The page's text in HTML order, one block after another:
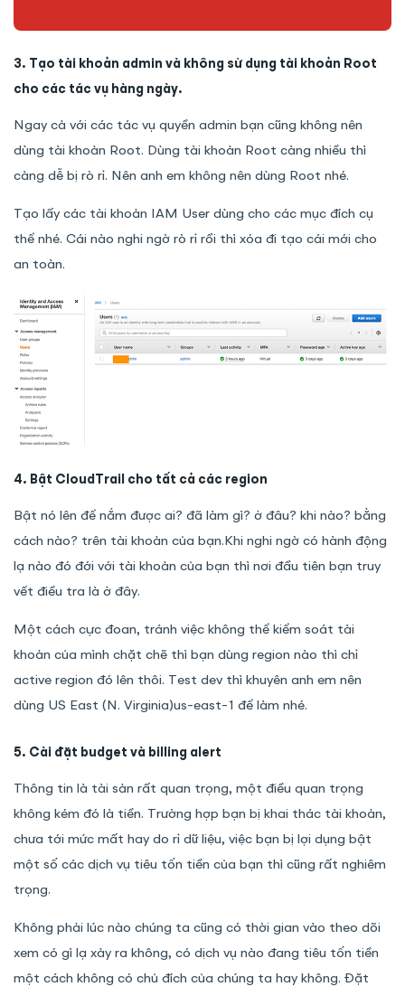
3. Tạo tài khoản admin và không sử dụng tài khoản Root
cho các tác vụ hàng ngày.
Ngay cả với các tác vụ quyền admin bạn cũng không nên
dùng tài khoản Root. Dùng tài khoản Root càng nhiều thì
càng dễ bị rò rỉ. Nên anh em không nên dùng Root nhé.
Tạo lấy các tài khoản IAM User dùng cho các mục đích cụ
thể nhé. Cái nào nghi ngờ rò rỉ rồi thì xóa đi tạo cái mới cho
an toàn.
4. Bật CloudTrail cho tất cả các region
Bật nó lên để nắm được ai? đã làm gì? ở đâu? khi nào? bằng
cách nào? trên tài khoản của bạn.Khi nghi ngờ có hành động
lạ nào đó đới với tài khoản của bạn thì nơi đầu tiên bạn truy
vết điều tra là ở đây.
Một cách cực đoan, tránh việc không thể kiểm soát tài
khoản của mình chặt chẽ thì bạn dùng region nào thì chỉ
active region đó lên thôi. Test dev thì khuyên anh em nên
dùng US East (N. Virginia)us-east-1 để làm nhé.
5. Cài đặt budget và billing alert
Thông tin là tài sản rất quan trọng, một điều quan trọng
không kém đó là tiền. Trường hợp bạn bị khai thác tài khoản,
chưa tới mức mất hay do rỉ dữ liệu, việc bạn bị lợi dụng bật
một số các dịch vụ tiêu tốn tiền của bạn thì cũng rất nghiêm
trọng.
Không phải lúc nào chúng ta cũng có thời gian vào theo dõi
xem có gì lạ xảy ra không, có dịch vụ nào đang tiêu tốn tiền
một cách không có chủ đích của chúng ta hay không. Đặt